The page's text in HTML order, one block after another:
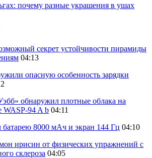
почему разные украшения в ушах
секрет устойчивости пирамиды
04:13
опасную особенность зарядки
обнаружил плотные облака на
WASP-94 A b 04:11
батарею 8000 мАч и экран 144 Гц 04:10
ирисин от физических упражнений с
склероза 04:05